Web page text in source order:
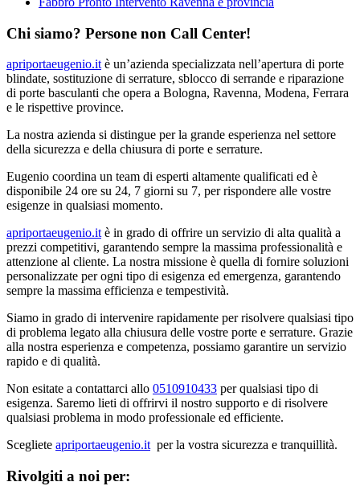
Chi siamo? Persone non Call Center!
apriportaeugenio.itè un’azienda specializzata nell’apertura di porte
blindate, sostituzione di serrature, sblocco di serrande e riparazione
di porte basculanti che opera a Bologna, Ravenna, Modena, Ferrara
e le rispettive province.
La nostra azienda si distingue per la grande esperienza nel settore
della sicurezza e della chiusura di porte e serrature.
Eugenio coordina un team di esperti altamente qualificati ed è
disponibile 24 ore su 24, 7 giorni su 7, per rispondere alle vostre
esigenze in qualsiasi momento.
apriportaeugenio.itè in grado di offrire un servizio di alta qualità a
prezzi competitivi, garantendo sempre la massima professionalità e
attenzione al cliente. La nostra missione è quella di fornire soluzioni
personalizzate per ogni tipo di esigenza ed emergenza, garantendo
sempre la massima efficienza e tempestività.
Siamo in grado di intervenire rapidamente per risolvere qualsiasi tipo
di problema legato alla chiusura delle vostre porte e serrature. Grazie
alla nostra esperienza e competenza, possiamo garantire un servizio
rapido e di qualità.
Non esitate a contattarci allo 0510910433 per qualsiasi tipo di
esigenza. Saremo lieti di offrirvi il nostro supporto e di risolvere
qualsiasi problema in modo professionale ed efficiente.
Scegliete apriportaeugenio.itper la vostra sicurezza e tranquillità.
Rivolgiti a noi per: